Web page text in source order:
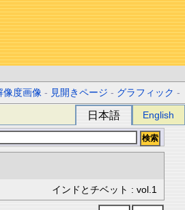
像度画像 - 見開きページ - グラフィック -
日本語 English
インドとチベット : vol.1